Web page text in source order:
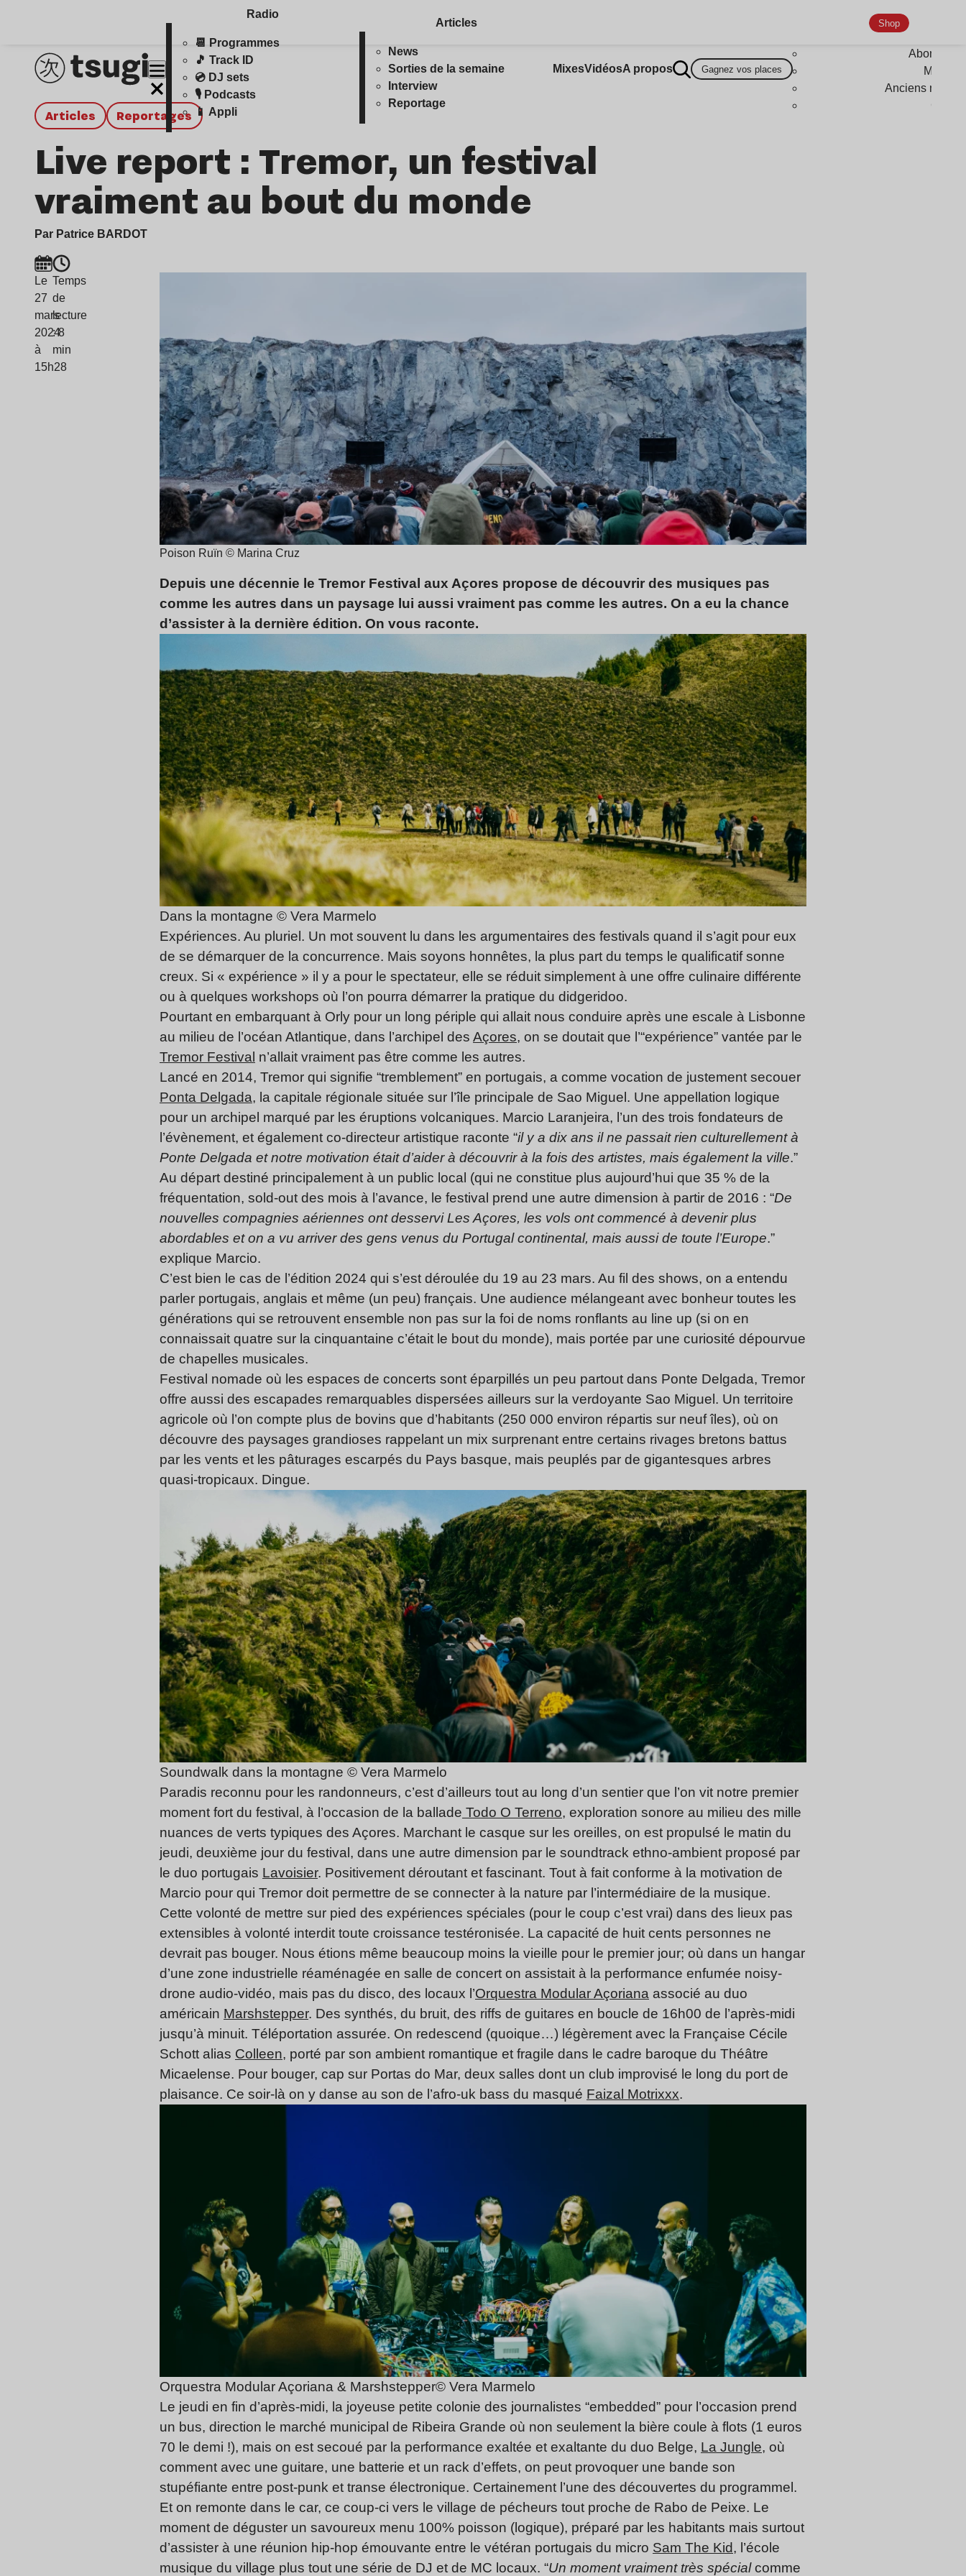
Radio
📆 Programmes
🎵 Track ID
💿 DJ sets
🎙️ Podcasts
📱 Appli
Articles
News
Sorties de la semaine
Interview
Reportage
MixesVidéosA propos Gagnez vos places
Shop
Anciens
Articles Reportages
Live report : Tremor, un festival
vraiment au bout du monde
Par Patrice BARDOT
Le
27
mars
2024
à
15h28
Temps
de
lecture
: 8
min
Poison Ruïn © Marina Cruz
Depuis une décennie le Tremor Festival aux Açores propose de découvrir des musiques pas
comme les autres dans un paysage lui aussi vraiment pas comme les autres. On a eu la chance
d’assister à la dernière édition. On vous raconte.
Dans la montagne © Vera Marmelo
Expériences. Au pluriel. Un mot souvent lu dans les argumentaires des festivals quand il s’agit pour eux
de se démarquer de la concurrence. Mais soyons honnêtes, la plus part du temps le qualificatif sonne
creux. Si « expérience » il y a pour le spectateur, elle se réduit simplement à une offre culinaire différente
ou à quelques workshops où l’on pourra démarrer la pratique du didgeridoo.
Pourtant en embarquant à Orly pour un long périple qui allait nous conduire après une escale à Lisbonne
au milieu de l’océan Atlantique, dans l’archipel des Açores, on se doutait que l’“expérience” vantée par le
Tremor Festival n’allait vraiment pas être comme les autres.
Lancé en 2014, Tremor qui signifie “tremblement” en portugais, a comme vocation de justement secouer
Ponta Delgada, la capitale régionale située sur l’île principale de Sao Miguel. Une appellation logique
pour un archipel marqué par les éruptions volcaniques. Marcio Laranjeira, l’un des trois fondateurs de
l’évènement, et également co-directeur artistique raconte “il y a dix ans il ne passait rien culturellement à
Ponte Delgada et notre motivation était d’aider à découvrir à la fois des artistes, mais également la ville.”
Au départ destiné principalement à un public local (qui ne constitue plus aujourd’hui que 35 % de la
fréquentation, sold-out des mois à l’avance, le festival prend une autre dimension à partir de 2016 : “De
nouvelles compagnies aériennes ont desservi Les Açores, les vols ont commencé à devenir plus
abordables et on a vu arriver des gens venus du Portugal continental, mais aussi de toute l’Europe.”
explique Marcio.
C’est bien le cas de l’édition 2024 qui s’est déroulée du 19 au 23 mars. Au fil des shows, on a entendu
parler portugais, anglais et même (un peu) français. Une audience mélangeant avec bonheur toutes les
générations qui se retrouvent ensemble non pas sur la foi de noms ronflants au line up (si on en
connaissait quatre sur la cinquantaine c’était le bout du monde), mais portée par une curiosité dépourvue
de chapelles musicales.
Festival nomade où les espaces de concerts sont éparpillés un peu partout dans Ponte Delgada, Tremor
offre aussi des escapades remarquables dispersées ailleurs sur la verdoyante Sao Miguel. Un territoire
agricole où l’on compte plus de bovins que d’habitants (250 000 environ répartis sur neuf îles), où on
découvre des paysages grandioses rappelant un mix surprenant entre certains rivages bretons battus
par les vents et les pâturages escarpés du Pays basque, mais peuplés par de gigantesques arbres
quasi-tropicaux. Dingue.
Soundwalk dans la montagne © Vera Marmelo
Paradis reconnu pour les randonneurs, c’est d’ailleurs tout au long d’un sentier que l’on vit notre premier
moment fort du festival, à l’occasion de la ballade Todo O Terreno, exploration sonore au milieu des mille
nuances de verts typiques des Açores. Marchant le casque sur les oreilles, on est propulsé le matin du
jeudi, deuxième jour du festival, dans une autre dimension par le soundtrack ethno-ambient proposé par
le duo portugais Lavoisier. Positivement déroutant et fascinant. Tout à fait conforme à la motivation de
Marcio pour qui Tremor doit permettre de se connecter à la nature par l’intermédiaire de la musique.
Cette volonté de mettre sur pied des expériences spéciales (pour le coup c’est vrai) dans des lieux pas
extensibles à volonté interdit toute croissance testéronisée. La capacité de huit cents personnes ne
devrait pas bouger. Nous étions même beaucoup moins la vieille pour le premier jour; où dans un hangar
d’une zone industrielle réaménagée en salle de concert on assistait à la performance enfumée noisy-
drone audio-vidéo, mais pas du disco, des locaux l’Orquestra Modular Açoriana associé au duo
américain Marshstepper. Des synthés, du bruit, des riffs de guitares en boucle de 16h00 de l’après-midi
jusqu’à minuit. Téléportation assurée. On redescend (quoique…) légèrement avec la Française Cécile
Schott alias Colleen, porté par son ambient romantique et fragile dans le cadre baroque du Théâtre
Micaelense. Pour bouger, cap sur Portas do Mar, deux salles dont un club improvisé le long du port de
plaisance. Ce soir-là on y danse au son de l’afro-uk bass du masqué Faizal Motrixxx.
Orquestra Modular Açoriana & Marshstepper© Vera Marmelo
Le jeudi en fin d’après-midi, la joyeuse petite colonie des journalistes “embedded” pour l’occasion prend
un bus, direction le marché municipal de Ribeira Grande où non seulement la bière coule à flots (1 euros
70 le demi !), mais on est secoué par la performance exaltée et exaltante du duo Belge, La Jungle, où
comment avec une guitare, une batterie et un rack d’effets, on peut provoquer une bande son
stupéfiante entre post-punk et transe électronique. Certainement l’une des découvertes du programmel.
Et on remonte dans le car, ce coup-ci vers le village de pécheurs tout proche de Rabo de Peixe. Le
moment de déguster un savoureux menu 100% poisson (logique), préparé par les habitants mais surtout
d’assister à une réunion hip-hop émouvante entre le vétéran portugais du micro Sam The Kid, l’école
musique du village plus tout une série de DJ et de MC locaux. “Un moment vraiment très spécialcomme